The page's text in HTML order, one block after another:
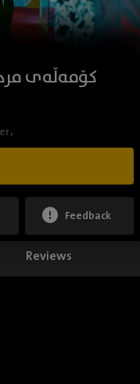
کۆمەڵەی
,
Feedback
Reviews